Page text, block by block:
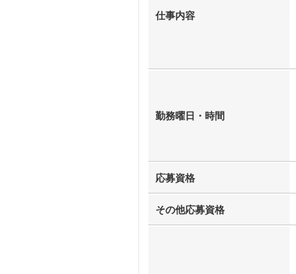
仕事内容
勤務曜日・時間
応募資格
その他応募資格